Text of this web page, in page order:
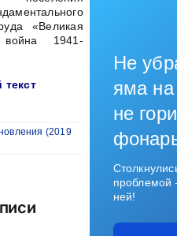
«Великая
война 1941-
текст
(2019
Не
яма на
не
ней!